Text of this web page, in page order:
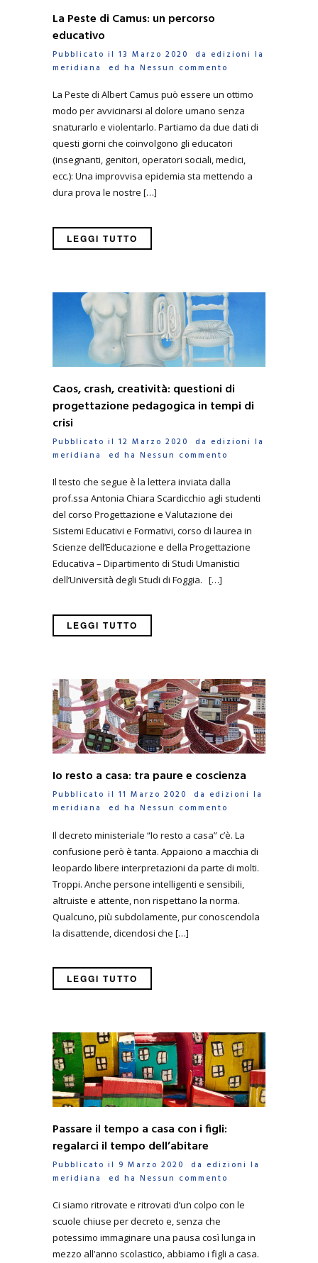
La Peste di Camus: un percorso
educativo
Pubblicato il 13 Marzo 2020 da edizioni la
meridiana
ed ha Nessun commento
La Peste di Albert Camus può essere un ottimo
modo per avvicinarsi al dolore umano senza
snaturarlo e violentarlo. Partiamo da due dati di
questi giorni che coinvolgono gli educatori
(insegnanti, genitori, operatori sociali, medici,
ecc.): Una improvvisa epidemia sta mettendo a
dura prova le nostre […]
LEGGI TUTTO
Caos, crash, creatività: questioni di
progettazione pedagogica in tempi di
crisi
Pubblicato il 12 Marzo 2020 da edizioni la
meridiana
ed ha Nessun commento
Il testo che segue è la lettera inviata dalla
prof.ssa Antonia Chiara Scardicchio agli studenti
del corso Progettazione e Valutazione dei
Sistemi Educativi e Formativi, corso di laurea in
Scienze dell’Educazione e della Progettazione
Educativa – Dipartimento di Studi Umanistici
dell’Università degli Studi di Foggia. […]
LEGGI TUTTO
Io resto a casa: tra paure e coscienza
Pubblicato il 11 Marzo 2020 da edizioni la
meridiana
ed ha Nessun commento
Il decreto ministeriale “Io resto a casa” c’è. La
confusione però è tanta. Appaiono a macchia di
leopardo libere interpretazioni da parte di molti.
Troppi. Anche persone intelligenti e sensibili,
altruiste e attente, non rispettano la norma.
Qualcuno, più subdolamente, pur conoscendola
la disattende, dicendosi che […]
LEGGI TUTTO
Passare il tempo a casa con i figli:
regalarci il tempo dell’abitare
Pubblicato il 9 Marzo 2020 da edizioni la
meridiana
ed ha Nessun commento
Ci siamo ritrovate e ritrovati d’un colpo con le
scuole chiuse per decreto e, senza che
potessimo immaginare una pausa così lunga in
mezzo all’anno scolastico, abbiamo i figli a casa.